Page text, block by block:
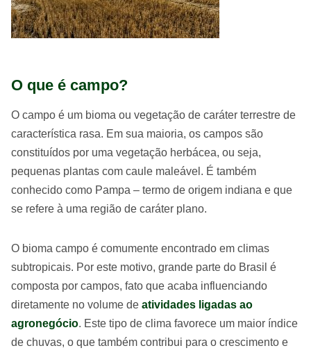
O que é campo?
O campo é um bioma ou vegetação de caráter terrestre de
característica rasa. Em sua maioria, os campos são
constituídos por uma vegetação herbácea, ou seja,
pequenas plantas com caule maleável. É também
conhecido como Pampa – termo de origem indiana e que
se refere à uma região de caráter plano.
O bioma campo é comumente encontrado em climas
subtropicais. Por este motivo, grande parte do Brasil é
composta por campos, fato que acaba influenciando
diretamente no volume de atividades ligadas ao
agronegócio. Este tipo de clima favorece um maior índice
de chuvas, o que também contribui para o crescimento e